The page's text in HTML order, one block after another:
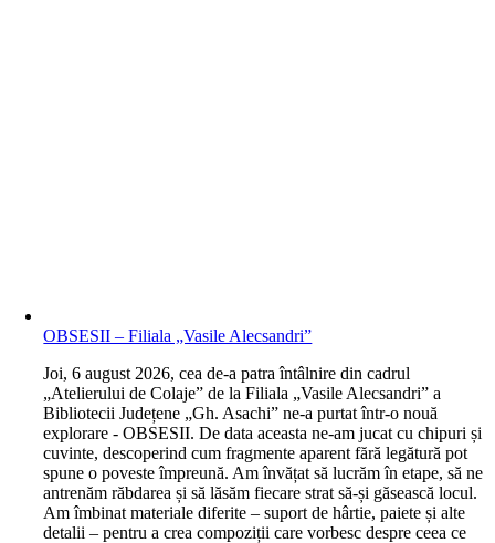
OBSESII – Filiala „Vasile Alecsandri”
Joi, 6 august 2026, cea de-a patra întâlnire din cadrul
„Atelierului de Colaje” de la Filiala „Vasile Alecsandri” a
Bibliotecii Județene „Gh. Asachi” ne-a purtat într-o nouă
explorare - OBSESII. De data aceasta ne-am jucat cu chipuri și
cuvinte, descoperind cum fragmente aparent fără legătură pot
spune o poveste împreună. Am învățat să lucrăm în etape, să ne
antrenăm răbdarea și să lăsăm fiecare strat să-și găsească locul.
Am îmbinat materiale diferite – suport de hârtie, paiete și alte
detalii – pentru a crea compoziții care vorbesc despre ceea ce